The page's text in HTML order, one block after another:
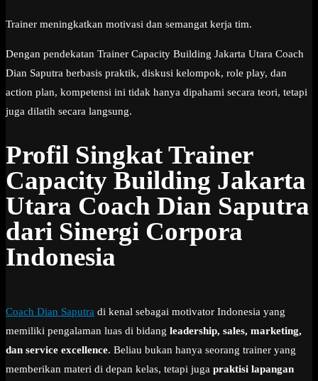
Trainer meningkatkan motivasi dan semangat kerja tim.
Dengan pendekatan Trainer Capacity Building Jakarta Utara Coach
Dian Saputra berbasis praktik, diskusi kelompok, role play, dan
action plan, kompetensi ini tidak hanya dipahami secara teori, tetapi
juga dilatih secara langsung.
Profil Singkat Trainer
Capacity Building Jakarta
Utara Coach Dian Saputra
dari Sinergi Corpora
Indonesia
Coach Dian Saputra di kenal sebagai motivator Indonesia yang
memiliki pengalaman luas di bidang leadership, sales, marketing,
dan service excellence. Beliau bukan hanya seorang trainer yang
memberikan materi di depan kelas, tetapi juga praktisi lapangan